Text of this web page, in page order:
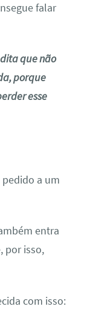
falar
que não
porque
esse
a um
entra
por isso,
com isso: